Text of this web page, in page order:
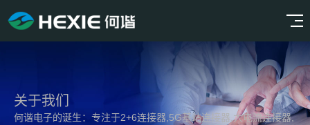
关于我们
何谐电子的诞生：专注于2+6连接器,5G基站连接器,大电流连接器,